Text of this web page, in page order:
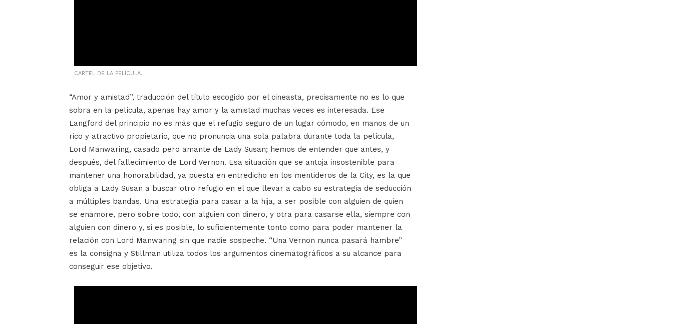
CARTEL DE LA PELÍCULA.
“Amor y amistad”, traducción del título escogido por el cineasta, precisamente no es lo que
sobra en la película, apenas hay amor y la amistad muchas veces es interesada. Ese
Langford del principio no es más que el refugio seguro de un lugar cómodo, en manos de un
rico y atractivo propietario, que no pronuncia una sola palabra durante toda la película,
Lord Manwaring, casado pero amante de Lady Susan; hemos de entender que antes, y
después, del fallecimiento de Lord Vernon. Esa situación que se antoja insostenible para
mantener una honorabilidad, ya puesta en entredicho en los mentideros de la City, es la que
obliga a Lady Susan a buscar otro refugio en el que llevar a cabo su estrategia de seducción
a múltiples bandas. Una estrategia para casar a la hija, a ser posible con alguien de quien
se enamore, pero sobre todo, con alguien con dinero, y otra para casarse ella, siempre con
alguien con dinero y, si es posible, lo suficientemente tonto como para poder mantener la
relación con Lord Manwaring sin que nadie sospeche. “Una Vernon nunca pasará hambre”
es la consigna y Stillman utiliza todos los argumentos cinematográficos a su alcance para
conseguir ese objetivo.